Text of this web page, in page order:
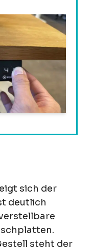
sich der
deutlich
steht der